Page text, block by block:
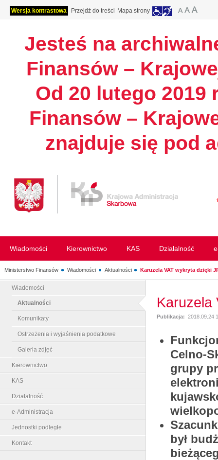
Wersja kontrastowa Przejdź do treści Mapa strony
Jesteś na
Finansów –
Od 20 lutego 2019
Finansów –
znajduje się pod
Wiadomości Kierownictwo KAS Działalność
Ministerstwo Finansów Wiadomości Aktualności Karuzela VAT wykryta dzięki
Wiadomości
Aktualności
Komunikaty
Ostrzeżenia i wyjaśnienia podatkowe
Galeria zdjęć
Kierownictwo
KAS
Działalność
e-Administracja
Jednostki podległe
Kontakt
Karuzela
Publikacja: 2018.09.24
Celno-
grupy
był